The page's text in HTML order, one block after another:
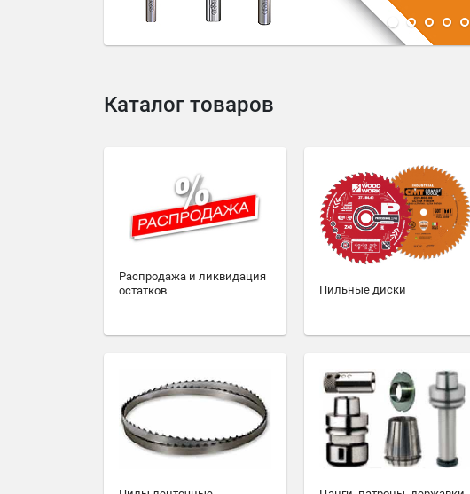
1 2
Каталог товаров
Распродажа и ликвидация
остатков
Пильные диски